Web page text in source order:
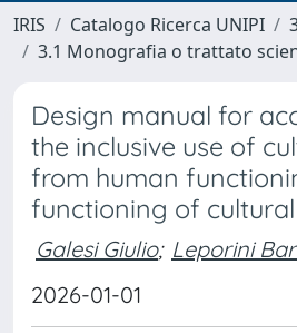
IRIS Catalogo Ricerca UNIPI
3.1 Monografia o trattato
Design manual for
the inclusive use of
from human
functioning of
Galesi Giulio; Leporini
2026-01-01